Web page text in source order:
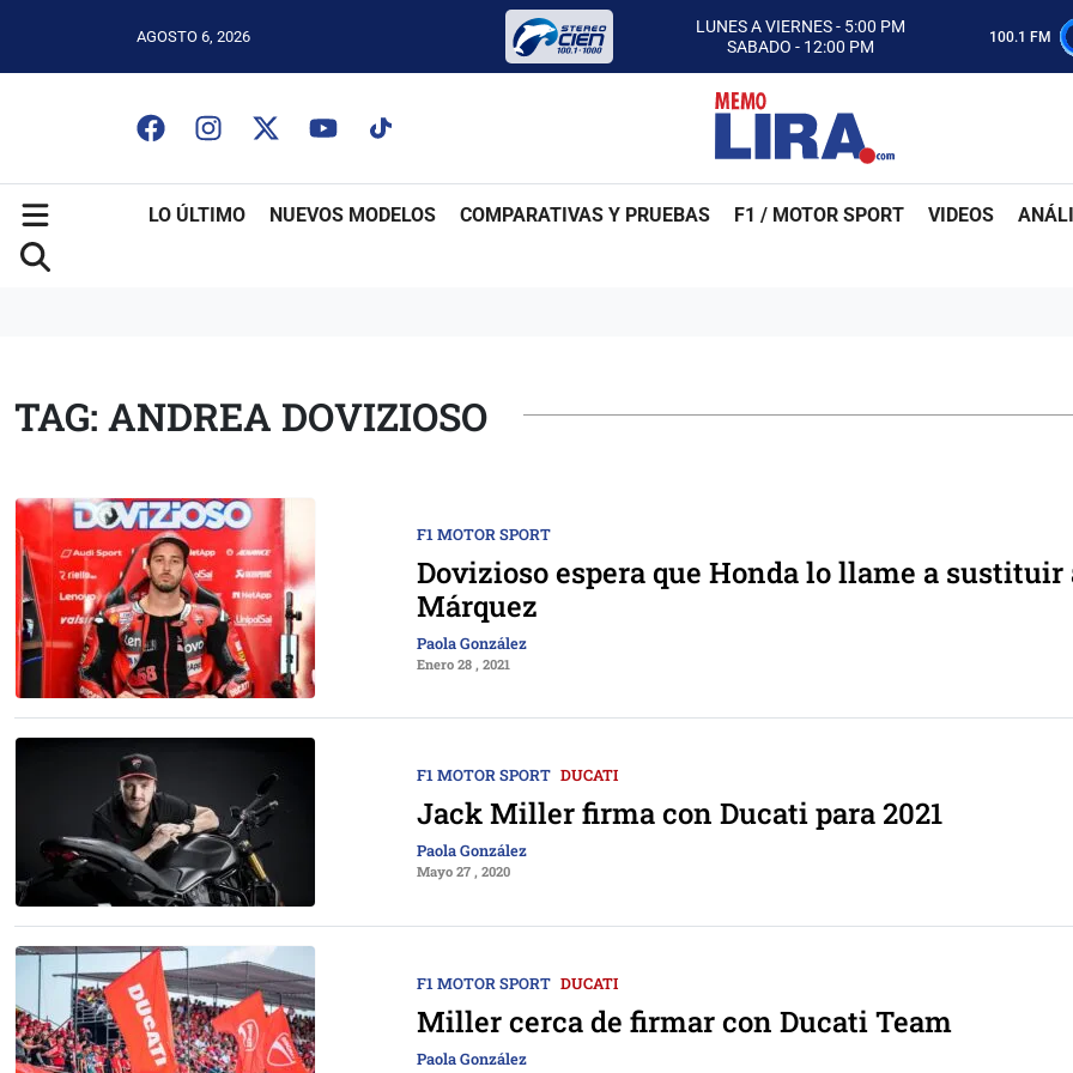
AGOSTO 6, 2026
LUNES A VIERNES - 5:00 PM
SABADO - 12:00 PM
ESCUCHA AUTOS AL CIEN
CON MEMO LIRA Y SU EQUIPO
LUNES A VIERNES - 5:00 PM
SABADO - 12:00 PM
100.1 FM
LO ÚLTIMO NUEVOS MODELOS COMPARATIVAS Y PRUEBAS F1 / MOTOR SPORT VIDEOS
TAG: ANDREA DOVIZIOSO
F1 MOTOR SPORT
Dovizioso espera que Honda lo llame a sustituir
Márquez
Paola González
Enero 28 , 2021
F1 MOTOR SPORT DUCATI
Jack Miller firma con Ducati para 2021
Paola González
Mayo 27 , 2020
F1 MOTOR SPORT DUCATI
Miller cerca de firmar con Ducati Team
Paola González